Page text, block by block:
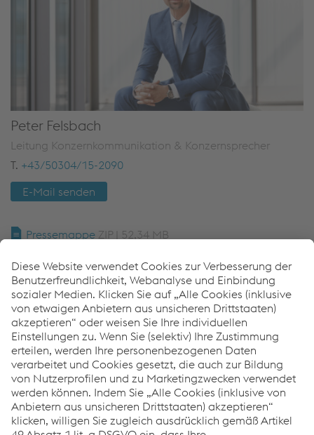
Peter Felsbach
Leitung Konzernkommunikation & Konzernsprecher
T. +43/50304/15-2090
E-Mail senden
Pressemappe ZIP | 52,34 MB
voestalpine-Ergebnis zum Q3 2023/24PDF | 68 KB
Links
Aufzeichnung Medientermin
Fotos
TV Footage
Finanzberichte
Online Report